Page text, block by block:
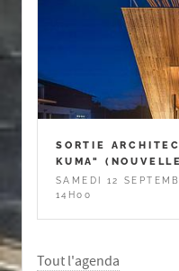
SORTIE
KUMA"
SAMEDI 12
14H00
Tout l'agenda